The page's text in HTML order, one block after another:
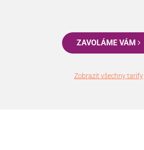
ZAVOLÁME VÁM
Zobrazit všechny tarify